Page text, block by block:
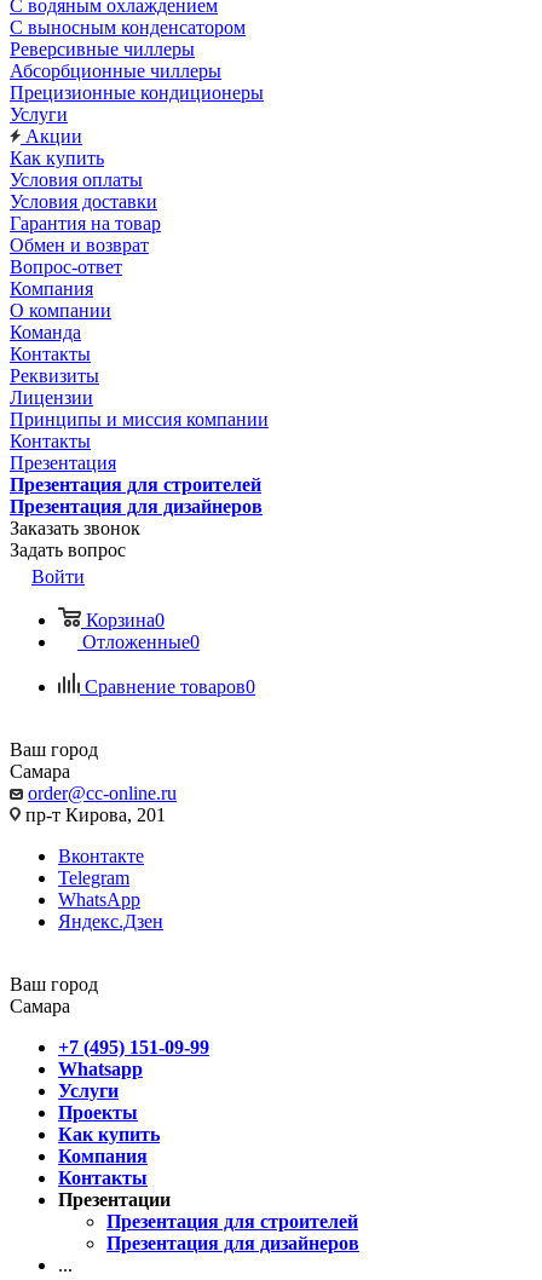
С водяным охлаждением
С выносным конденсатором
Реверсивные чиллеры
Абсорбционные чиллеры
Прецизионные кондиционеры
Услуги
Акции
Как купить
Условия оплаты
Условия доставки
Гарантия на товар
Обмен и возврат
Вопрос-ответ
Компания
О компании
Команда
Контакты
Реквизиты
Лицензии
Принципы и миссия компании
Контакты
Презентация
Презентация для строителей
Презентация для дизайнеров
Заказать звонок
Задать вопрос
Войти
Корзина0
Отложенные0
Сравнение товаров0
Ваш город
Самара
order@cc-online.ru
пр-т Кирова, 201
Вконтакте
Telegram
WhatsApp
Яндекс.Дзен
Ваш город
Самара
+7 (495) 151-09-99
Whatsapp
Услуги
Проекты
Как купить
Компания
Контакты
Презентации
Презентация для строителей
Презентация для дизайнеров
...